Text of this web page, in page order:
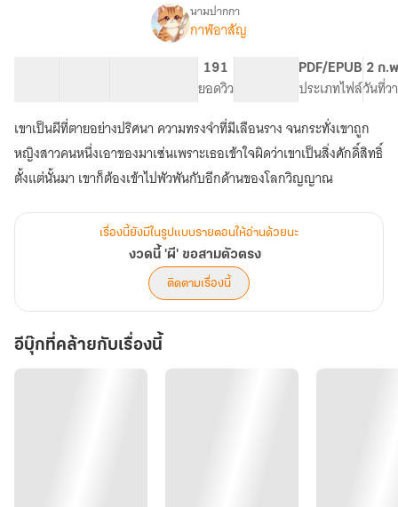
เรื่อง
นี้
'ผี'
ขอ
สาม
ตัว
ตรง
นามปากกา
กาฬอาสัญ
191
ยอดวิว
PDF/EPUB
ประเภทไฟล์
2 ก.
วันที่ว
เขาเป็นผีที่ตายอย่างปริศนา ความทรงจำที่มีเลือนราง จนกระทั่งเขาถูก
หญิงสาวคนหนึ่งเอาของมาเซ่นเพราะเธอเข้าใจผิดว่าเขาเป็นสิ่งศักดิ์สิทธิ์
ตั้งแต่นั้นมา เขาก็ต้องเข้าไปพัวพันกับอีกด้านของโลกวิญญาณ
เรื่องนี้ยังมีในรูปแบบรายตอนให้อ่านด้วยนะ
งวดนี้ 'ผี' ขอสามตัวตรง
ติดตามเรื่องนี้
อีบุ๊กที่คล้ายกับเรื่องนี้